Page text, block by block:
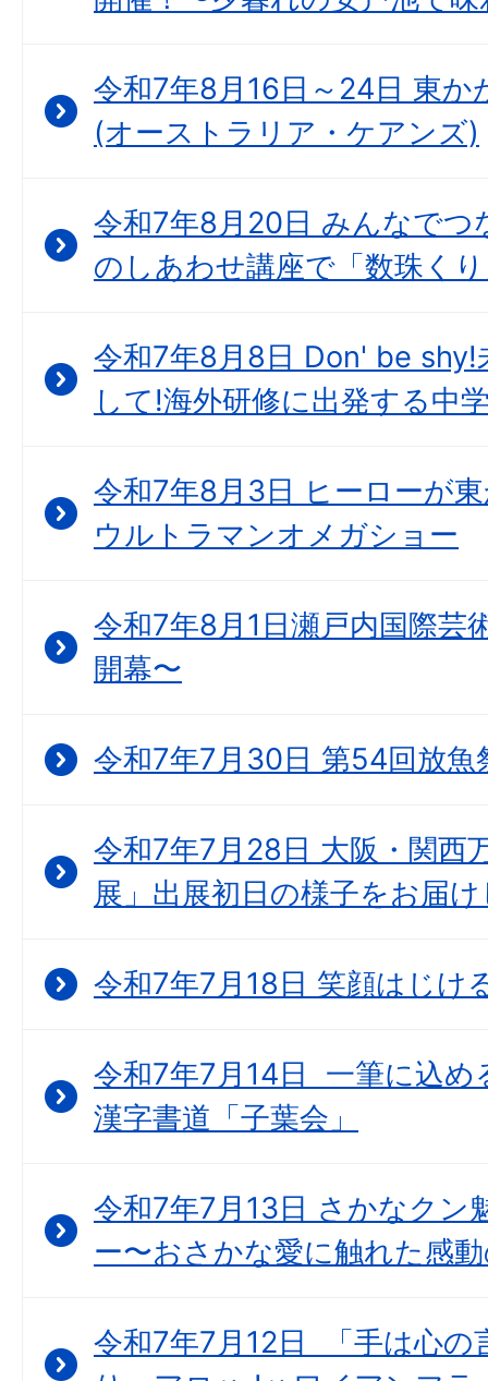
令和7年8月16日～24日 東か
(オーストラリア・ケアンズ)
令和7年8月20日 みんなで
のしあわせ講座で「数珠く
令和7年8月8日 Don' be shy!
して!海外研修に出発する中
令和7年8月3日 ヒーローが
ウルトラマンオメガショー
令和7年8月1日瀬戸内国際芸
開幕〜
令和7年7月30日 第54回放魚
令和7年7月28日 大阪・関西
展」出展初日の様子をお届
令和7年7月18日 笑顔はじけ
令和7年7月14日 一筆に込め
漢字書道「子葉会」
令和7年7月13日 さかなクン
ー〜おさかな愛に触れた感
令和7年7月12日 「手は心の